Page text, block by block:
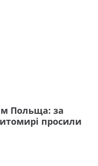
Польща: за
просили